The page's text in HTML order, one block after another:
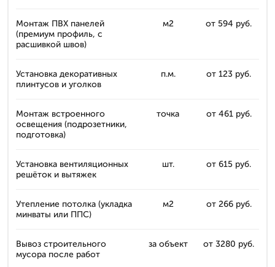
Монтаж ПВХ панелей
(премиум профиль, с
расшивкой швов)
м2 от 594 руб.
Установка декоративных
плинтусов и уголков
п.м. от 123 руб.
Монтаж встроенного
освещения (подрозетники,
подготовка)
точка от 461 руб.
Установка вентиляционных
решёток и вытяжек
шт. от 615 руб.
Утепление потолка (укладка
минваты или ППС)
м2 от 266 руб.
Вывоз строительного
мусора после работ
за объект от 3280 руб.